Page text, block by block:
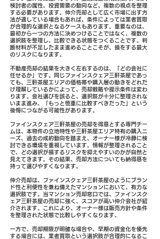
検討者の属性、投資需要の動向など、複数の視点を整理
する必要があります。仲介売却として広く市場に出す方
法が適している場合もあれば、条件によっては業者買取
が合理的な選択となるケースもあります。重要なのは、
最初から一つの方法に決めつけることではなく、複数の
選択肢を整理し、比較できる状態をつくることです。判
断材料が不足したまま進めることこそが、損をする最大
のリスクになります。
不動産売却の結果を大きく左右するのは、「どの会社に
任せるか」です。同じファインスクェア三軒茶屋であっ
ても、三軒茶屋エリアの価格帯や購入層の動きをどれだ
け理解しているかによって、売却戦略や提示条件は変わ
ります。会社選びを誤ると、選択肢が十分に整理されな
いまま進み、「もっと慎重に比較すべきだった」という
後悔につながる可能性があります。
ファインスクェア三軒茶屋の売却を得意とする専門チー
ムは、本物件の立地特性や三軒茶屋エリア特有の購入ニ
ーズ、過去の成約動向を踏まえ、オーナー様が冷静に検
討できる環境を重視しています。情報が整理されること
で、どの選択が損するリスクを抑えやすいのかが自然と
見えてきます。その結果、売却方法についても納得感を
持って選びやすくなります。
仲介売却は、ファインスクェア三軒茶屋のようにブラン
ド性と利便性を兼ね備えたマンションにおいて、有力な
選択肢です。当マンション売却窓口では、ファインスク
ェア三軒茶屋の売却に強く、スコアが高い仲介会社が紹
介されます。これにより、オーナー様は販売方針や条件
を整理された状態で比較しやすくなります。
一方で、売却期限が明確な場合や、早期の資金化を優先
する場合には、業者買取という選択肢が合理的になるこ